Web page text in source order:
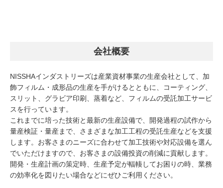
会社概要
NISSHAインダストリーズは産業資材事業の生産会社として、加
飾フィルム・成形品の生産を手がけるとともに、コーティング、
スリット、グラビア印刷、蒸着など、フィルムの受託加工サービ
スを行っています。
これまでに培った技術と最新の生産設備で、開発過程の試作から
量産検証・量産まで、さまざまな加工工程の受託生産などを支援
します。お客さまのニーズに合わせて加工技術や対応設備を選ん
でいただけますので、お客さまの設備投資の削減に貢献します。
開発・生産計画の策定時、生産予定が輻輳してお困りの時、業務
の効率化を図りたい場合などにぜひご利用ください。